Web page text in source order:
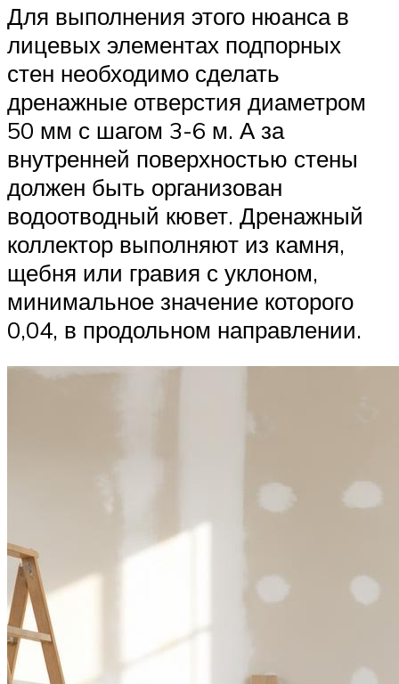
Для выполнения этого нюанса в
лицевых элементах подпорных
стен необходимо сделать
дренажные отверстия диаметром
50 мм с шагом 3-6 м. А за
внутренней поверхностью стены
должен быть организован
водоотводный кювет. Дренажный
коллектор выполняют из камня,
щебня или гравия с уклоном,
минимальное значение которого
0,04, в продольном направлении.